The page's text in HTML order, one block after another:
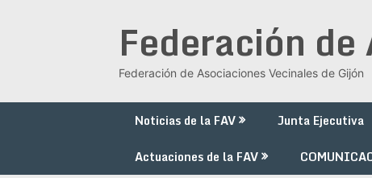
Federación
Federación de Asociaciones Vecinales de Gijón
Noticias de la FAV Junta Ejecutiva
Actuaciones de la FAV